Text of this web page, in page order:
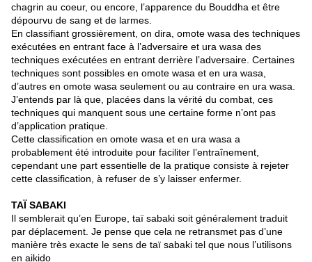
chagrin au coeur, ou encore, l’apparence du Bouddha et être
dépourvu de sang et de larmes.
En classifiant grossièrement, on dira, omote wasa des techniques
exécutées en entrant face à l’adversaire et ura wasa des
techniques exécutées en entrant derrière l’adversaire. Certaines
techniques sont possibles en omote wasa et en ura wasa,
d’autres en omote wasa seulement ou au contraire en ura wasa.
J’entends par là que, placées dans la vérité du combat, ces
techniques qui manquent sous une certaine forme n’ont pas
d’application pratique.
Cette classification en omote wasa et en ura wasa a
probablement été introduite pour faciliter l’entraînement,
cependant une part essentielle de la pratique consiste à rejeter
cette classification, à refuser de s’y laisser enfermer.
TAÏ SABAKI
Il semblerait qu’en Europe, taï sabaki soit généralement traduit
par déplacement. Je pense que cela ne retransmet pas d’une
manière très exacte le sens de taï sabaki tel que nous l’utilisons
en aikido